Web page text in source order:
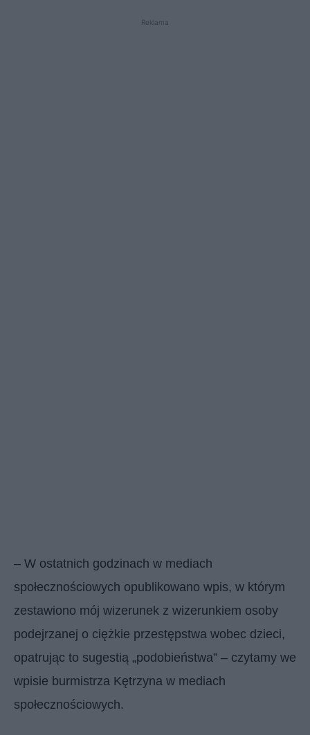
Reklama
– W ostatnich godzinach w mediach
społecznościowych opublikowano wpis, w którym
zestawiono mój wizerunek z wizerunkiem osoby
podejrzanej o ciężkie przestępstwa wobec dzieci,
opatrując to sugestią „podobieństwa” – czytamy we
wpisie burmistrza Kętrzyna w mediach
społecznościowych.